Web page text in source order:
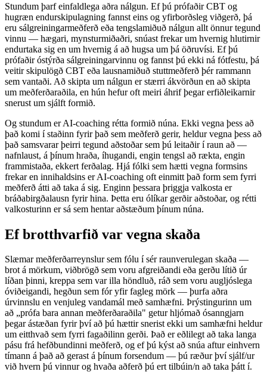
Stundum þarf einfaldlega aðra nálgun. Ef þú prófaðir CBT og
hugræn endurskipulagning fannst eins og yfirborðsleg viðgerð, þá
eru sálgreiningarmeðferð eða tengslamiðuð nálgun allt önnur tegund
vinnu — hægari, mynsturmiðaðri, snúast frekar um hvernig hlutirnir
endurtaka sig en um hvernig á að hugsa um þá öðruvísi. Ef þú
prófaðir óstýrða sálgreiningarvinnu og fannst þú ekki ná fótfestu, þá
veitir skipulögð CBT eða lausnamiðuð stuttmeðferð þér rammann
sem vantaði. Að skipta um nálgun er stærri ákvörðun en að skipta
um meðferðaraðila, en hún hefur oft meiri áhrif þegar erfiðleikarnir
snerust um sjálft formið.
Og stundum er AI-coaching rétta formið núna. Ekki vegna þess að
það komi í staðinn fyrir það sem meðferð gerir, heldur vegna þess að
það samsvarar þeirri tegund aðstoðar sem þú leitaðir í raun að —
nafnlaust, á þínum hraða, íhugandi, engin tengsl að rækta, engin
frammistaða, ekkert ferðalag. Hjá fólki sem hætti vegna formsins
frekar en innihaldsins er AI-coaching oft einmitt það form sem fyrri
meðferð átti að taka á sig. Enginn þessara þriggja valkosta er
bráðabirgðalausn fyrir hina. Þetta eru ólíkar gerðir aðstoðar, og rétti
valkosturinn er sá sem hentar aðstæðum þínum núna.
Ef brotthvarfið var vegna skaða
Slæmar meðferðarreynslur sem fólu í sér raunverulegan skaða —
brot á mörkum, viðbrögð sem voru afgreiðandi eða gerðu lítið úr
líðan þinni, kreppa sem var illa höndluð, ráð sem voru augljóslega
óviðeigandi, hegðun sem fór yfir fagleg mörk — þurfa aðra
úrvinnslu en venjuleg vandamál með samhæfni. Þrýstingurinn um
að „prófa bara annan meðferðaraðila" getur hljómað ósanngjarn
þegar ástæðan fyrir því að þú hættir snerist ekki um samhæfni heldur
um eitthvað sem fyrri fagaðilinn gerði. Það er eðlilegt að taka langa
pásu frá hefðbundinni meðferð, og ef þú kýst að snúa aftur einhvern
tímann á það að gerast á þínum forsendum — þú ræður því sjálf/ur
við hvern þú vinnur og hvaða aðferð þú ert tilbúin/n að taka þátt í.